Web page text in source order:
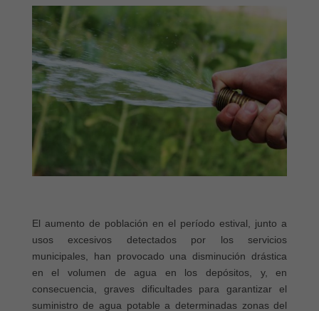
El aumento de población en el período estival, junto a
usos excesivos detectados por los servicios
municipales, han provocado una disminución drástica
en el volumen de agua en los depósitos, y, en
consecuencia, graves dificultades para garantizar el
suministro de agua potable a determinadas zonas del